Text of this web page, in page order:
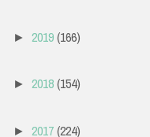
► 2019(166)
► 2018(154)
► 2017(224)